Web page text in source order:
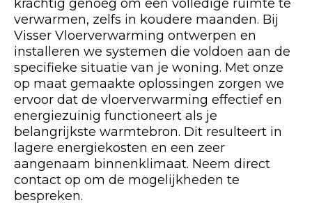
krachtig genoeg om een volledige ruimte te
verwarmen, zelfs in koudere maanden. Bij
Visser Vloerverwarming ontwerpen en
installeren we systemen die voldoen aan de
specifieke situatie van je woning. Met onze
op maat gemaakte oplossingen zorgen we
ervoor dat de vloerverwarming effectief en
energiezuinig functioneert als je
belangrijkste warmtebron. Dit resulteert in
lagere energiekosten en een zeer
aangenaam binnenklimaat. Neem direct
contact op om de mogelijkheden te
bespreken.